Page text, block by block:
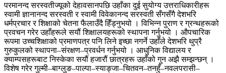
परमानन्द सरस्वतीज्यूको देहावसानपछि उहाँका दुई सुयोग्य उत्तराधिकारीहरू
स्वामी ज्ञानानन्द सरस्वती र स्वामी विवेकानन्द सरस्वती सँगसँगै देशभरि
धर्मप्रचार र शिक्षाको चेतना फैलाउँदै हिँड्नुभयो । विभिन्न पुराण र ग्रन्थहरूको
प्रवचन गरेर उहाँहरूले सयौं शिक्षालयहरूको स्थापना गर्नुभयो । औपचारिक
रूपमा उच्चशिक्षाको प्रमाणपत्र पनि लिने इच्छा नगर्ने उहाँले देशभरि थुप्रै
गुरुकुलको स्थापना–संरक्षण–प्रवर्धन गर्नुभयो । आधुनिक विद्यालय र
क्याम्पसहरूबाट निस्केका सयौं हजारौं छात्रहरू उहाँको गुन अझै सम्झन्छन् ।
विशेष गरेर गुल्मी–बाग्लुङ–पाल्पा–स्याङ्जा–चितवन–तनहुँ–नवलपरासी–